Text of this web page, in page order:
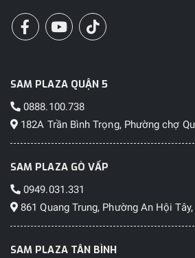
SAM PLAZA QUẬN 5
0888.100.738
182A Trần Bình Trọng, Phường chợ
SAM PLAZA GÒ VẤP
0949.031.331
861 Quang Trung, Phường An Hội Tây,
SAM PLAZA TÂN BÌNH